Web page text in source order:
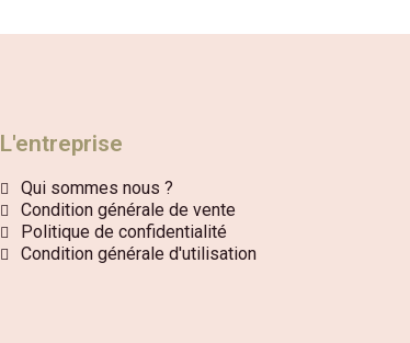
L'entreprise
Qui sommes nous ?
Condition générale de vente
Politique de confidentialité
Condition générale d'utilisation